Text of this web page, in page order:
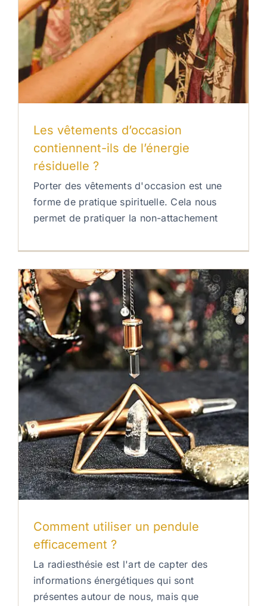
Les vêtements d’occasion
contiennent-ils de l’énergie
résiduelle ?
Porter des vêtements d'occasion est une
forme de pratique spirituelle. Cela nous
permet de pratiquer la non-attachement
Comment utiliser un pendule
efficacement ?
La radiesthésie est l'art de capter des
informations énergétiques qui sont
présentes autour de nous, mais que